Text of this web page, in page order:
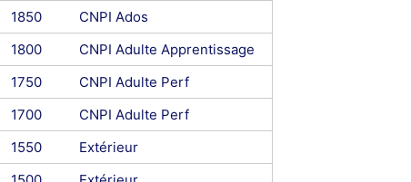
1850
CNPI Ados
1800
CNPI Adulte Apprentissage
1750
CNPI Adulte Perf
1700
CNPI Adulte Perf
1550
Extérieur